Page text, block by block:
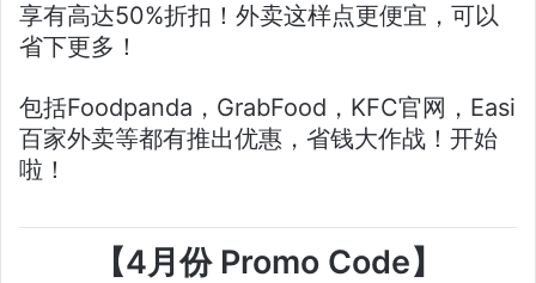
享有高达50%折扣！外卖这样点更便宜，可以
省下更多！
包括Foodpanda，GrabFood，KFC官网，Easi
百家外卖等都有推出优惠，省钱大作战！开始
啦！
【4月份 Promo Code】